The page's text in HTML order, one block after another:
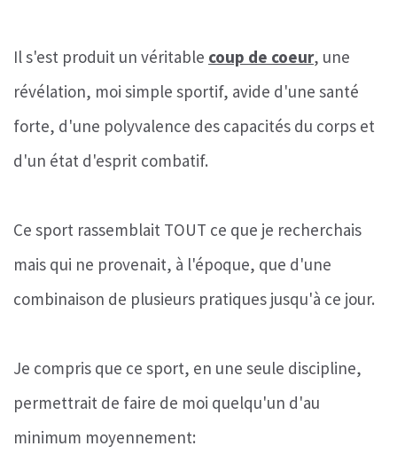
Il s'est produit un véritable coup de coeur, une
révélation, moi simple sportif, avide d'une santé
forte, d'une polyvalence des capacités du corps et
d'un état d'esprit combatif.
Ce sport rassemblait TOUT ce que je recherchais
mais qui ne provenait, à l'époque, que d'une
combinaison de plusieurs pratiques jusqu'à ce jour.
Je compris que ce sport, en une seule discipline,
permettrait de faire de moi quelqu'un d'au
minimum moyennement: